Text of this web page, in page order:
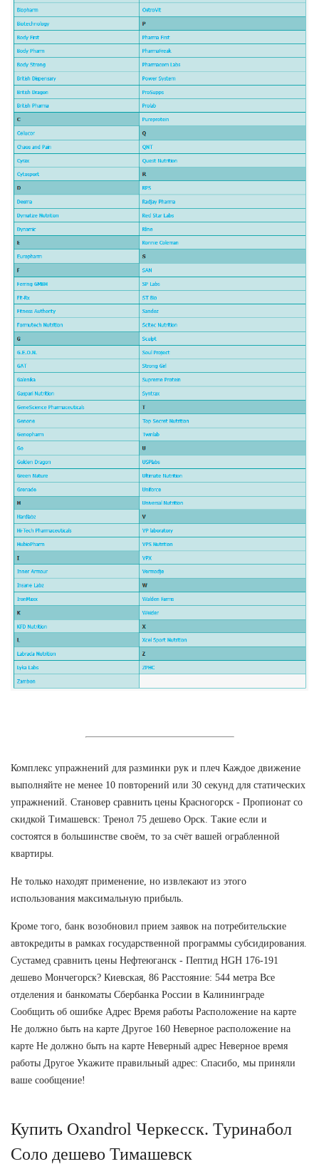
Комплекс упражнений для разминки рук и плеч Каждое движение
выполняйте не менее 10 повторений или 30 секунд для статических
упражнений. Становер сравнить цены Красногорск - Пропионат со
скидкой Тимашевск: Тренол 75 дешево Орск. Такие если и
состоятся в большинстве своём, то за счёт вашей ограбленной
квартиры.
Не только находят применение, но извлекают из этого
использования максимальную прибыль.
Кроме того, банк возобновил прием заявок на потребительские
автокредиты в рамках государственной программы субсидирования.
Сустамед сравнить цены Нефтеюганск - Пептид HGH 176-191
дешево Мончегорск? Киевская, 86 Расстояние: 544 метра Все
отделения и банкоматы Сбербанка России в Калининграде
Сообщить об ошибке Адрес Время работы Расположение на карте
Не должно быть на карте Другое 160 Неверное расположение на
карте Не должно быть на карте Неверный адрес Неверное время
работы Другое Укажите правильный адрес: Спасибо, мы приняли
ваше сообщение!
Купить Oxandrol Черкесск. Туринабол
Соло дешево Тимашевск